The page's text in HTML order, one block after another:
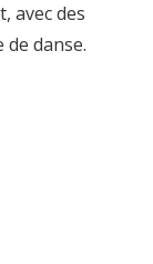
avec des
danse.